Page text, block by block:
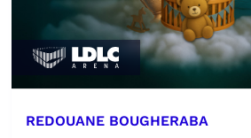
REDOUANE BOUGHERABA